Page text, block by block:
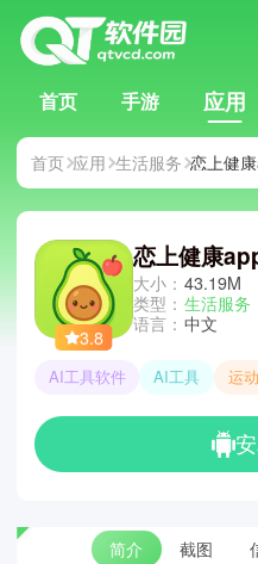
首页 手游 应用
首页 应用 生活服务 恋上健
3.8
恋上健康
大小： 43.19M
类型： 生活服务
语言： 中文
AI工具软件 AI工具 运
简介 截图